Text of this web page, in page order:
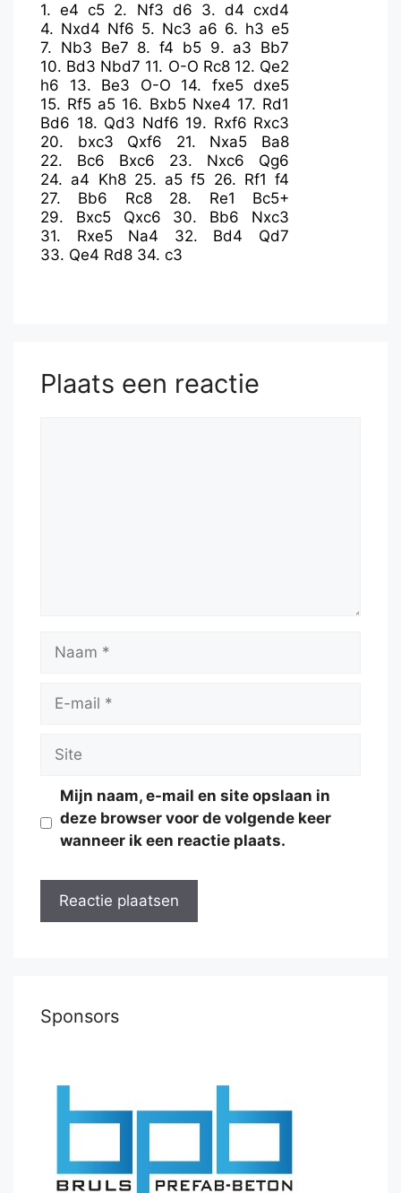
1.e4 c5 2. Nf3 d6 3. d4 cxd4
4. Nxd4 Nf6 5. Nc3 a6 6. h3 e5
7. Nb3 Be7 8. f4 b5 9. a3 Bb7
10. Bd3 Nbd7 11. O-O Rc8 12. Qe2
h6
13. Be3 O-O 14. fxe5 dxe5
15. Rf5 a5 16. Bxb5 Nxe4 17. Rd1
Bd6 18. Qd3 Ndf6 19. Rxf6 Rxc3
20. bxc3 Qxf6 21. Nxa5
Ba8
22. Bc6 Bxc6 23. Nxc6
Qg6
24. a4 Kh8 25. a5 f5 26. Rf1 f4
27. Bb6 Rc8 28. Re1
Bc5+
29. Bxc5 Qxc6 30. Bb6
Nxc3
31. Rxe5 Na4 32. Bd4
Qd7
33. Qe4 Rd8 34. c3
Plaats een reactie
Naam
Site
Mijn naam, e-mail en site opslaan in
deze browser voor de volgende keer
wanneer ik een reactie plaats.
Sponsors